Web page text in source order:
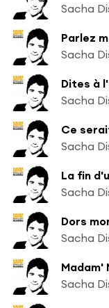
Sacha
Parlez
Sacha
Dites à
Sacha
Ce
Sacha
La fin
Sacha
Dors
Sacha
Madam'
Sacha